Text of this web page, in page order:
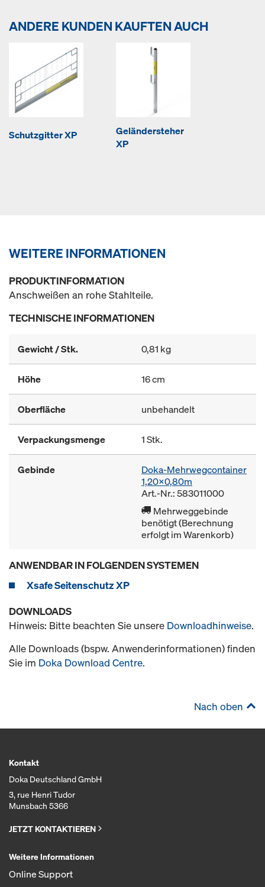
ANDERE KUNDEN KAUFTEN AUCH
Schutzgitter XP
Geländersteher
XP
WEITERE INFORMATIONEN
PRODUKTINFORMATION
Anschweißen an rohe Stahlteile.
TECHNISCHE INFORMATIONEN
Gewicht / Stk. 0,81 kg
Höhe 16 cm
Oberfläche unbehandelt
Verpackungsmenge 1 Stk.
Gebinde
Doka-Mehrwegcontainer
1,20x0,80m
Art.-Nr.: 583011000
Mehrweggebinde
benötigt (Berechnung
erfolgt im Warenkorb)
ANWENDBAR IN FOLGENDEN SYSTEMEN
Xsafe Seitenschutz XP
DOWNLOADS
Hinweis: Bitte beachten Sie unsere Downloadhinweise.
Alle Downloads (bspw. Anwenderinformationen) finden
Sie im Doka Download Centre.
Nach oben
Kontakt
Doka Deutschland GmbH
3, rue Henri Tudor
Munsbach 5366
JETZT KONTAKTIEREN
Weitere Informationen
Online Support